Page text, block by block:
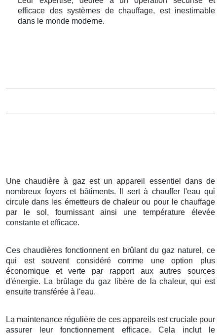
efficace des systèmes de chauffage, est inestimable
dans le monde moderne.
Une chaudière à gaz est un appareil essentiel dans de
nombreux foyers et bâtiments. Il sert à chauffer l'eau qui
circule dans les émetteurs de chaleur ou pour le chauffage
par le sol, fournissant ainsi une température élevée
constante et efficace.
Ces chaudières fonctionnent en brûlant du gaz naturel, ce
qui est souvent considéré comme une option plus
économique et verte par rapport aux autres sources
d'énergie. La brûlage du gaz libère de la chaleur, qui est
ensuite transférée à l'eau.
La maintenance régulière de ces appareils est cruciale pour
assurer leur fonctionnement efficace. Cela inclut le